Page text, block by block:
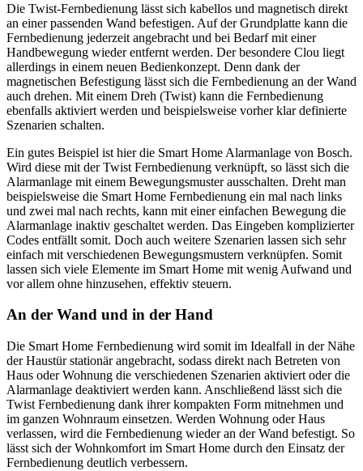
Die Twist-Fernbedienung lässt sich kabellos und magnetisch direkt
an einer passenden Wand befestigen. Auf der Grundplatte kann die
Fernbedienung jederzeit angebracht und bei Bedarf mit einer
Handbewegung wieder entfernt werden. Der besondere Clou liegt
allerdings in einem neuen Bedienkonzept. Denn dank der
magnetischen Befestigung lässt sich die Fernbedienung an der Wand
auch drehen. Mit einem Dreh (Twist) kann die Fernbedienung
ebenfalls aktiviert werden und beispielsweise vorher klar definierte
Szenarien schalten.
Ein gutes Beispiel ist hier die Smart Home Alarmanlage von Bosch.
Wird diese mit der Twist Fernbedienung verknüpft, so lässt sich die
Alarmanlage mit einem Bewegungsmuster ausschalten. Dreht man
beispielsweise die Smart Home Fernbedienung ein mal nach links
und zwei mal nach rechts, kann mit einer einfachen Bewegung die
Alarmanlage inaktiv geschaltet werden. Das Eingeben komplizierter
Codes entfällt somit. Doch auch weitere Szenarien lassen sich sehr
einfach mit verschiedenen Bewegungsmustern verknüpfen. Somit
lassen sich viele Elemente im Smart Home mit wenig Aufwand und
vor allem ohne hinzusehen, effektiv steuern.
An der Wand und in der Hand
Die Smart Home Fernbedienung wird somit im Idealfall in der Nähe
der Haustür stationär angebracht, sodass direkt nach Betreten von
Haus oder Wohnung die verschiedenen Szenarien aktiviert oder die
Alarmanlage deaktiviert werden kann. Anschließend lässt sich die
Twist Fernbedienung dank ihrer kompakten Form mitnehmen und
im ganzen Wohnraum einsetzen. Werden Wohnung oder Haus
verlassen, wird die Fernbedienung wieder an der Wand befestigt. So
lässt sich der Wohnkomfort im Smart Home durch den Einsatz der
Fernbedienung deutlich verbessern.